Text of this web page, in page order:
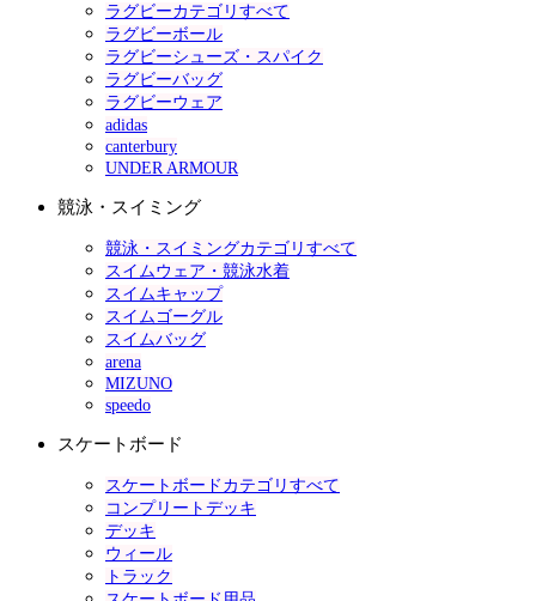
ラグビーカテゴリすべて
ラグビーボール
ラグビーシューズ・スパイク
ラグビーバッグ
ラグビーウェア
adidas
canterbury
UNDER ARMOUR
競泳・スイミング
競泳・スイミングカテゴリすべて
スイムウェア・競泳水着
スイムキャップ
スイムゴーグル
スイムバッグ
arena
MIZUNO
speedo
スケートボード
スケートボードカテゴリすべて
コンプリートデッキ
デッキ
ウィール
トラック